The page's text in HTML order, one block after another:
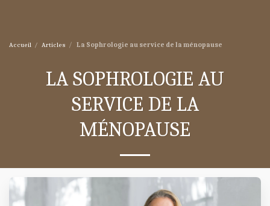
Accueil Articles La Sophrologie au service de la ménopause
LA SOPHROLOGIE AU
SERVICE DE LA
MÉNOPAUSE